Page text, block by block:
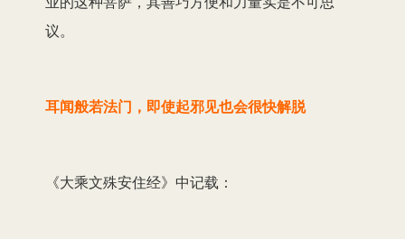
议。
耳闻般若法门，即使起邪见也会很快解脱
《大乘文殊安住经》中记载：